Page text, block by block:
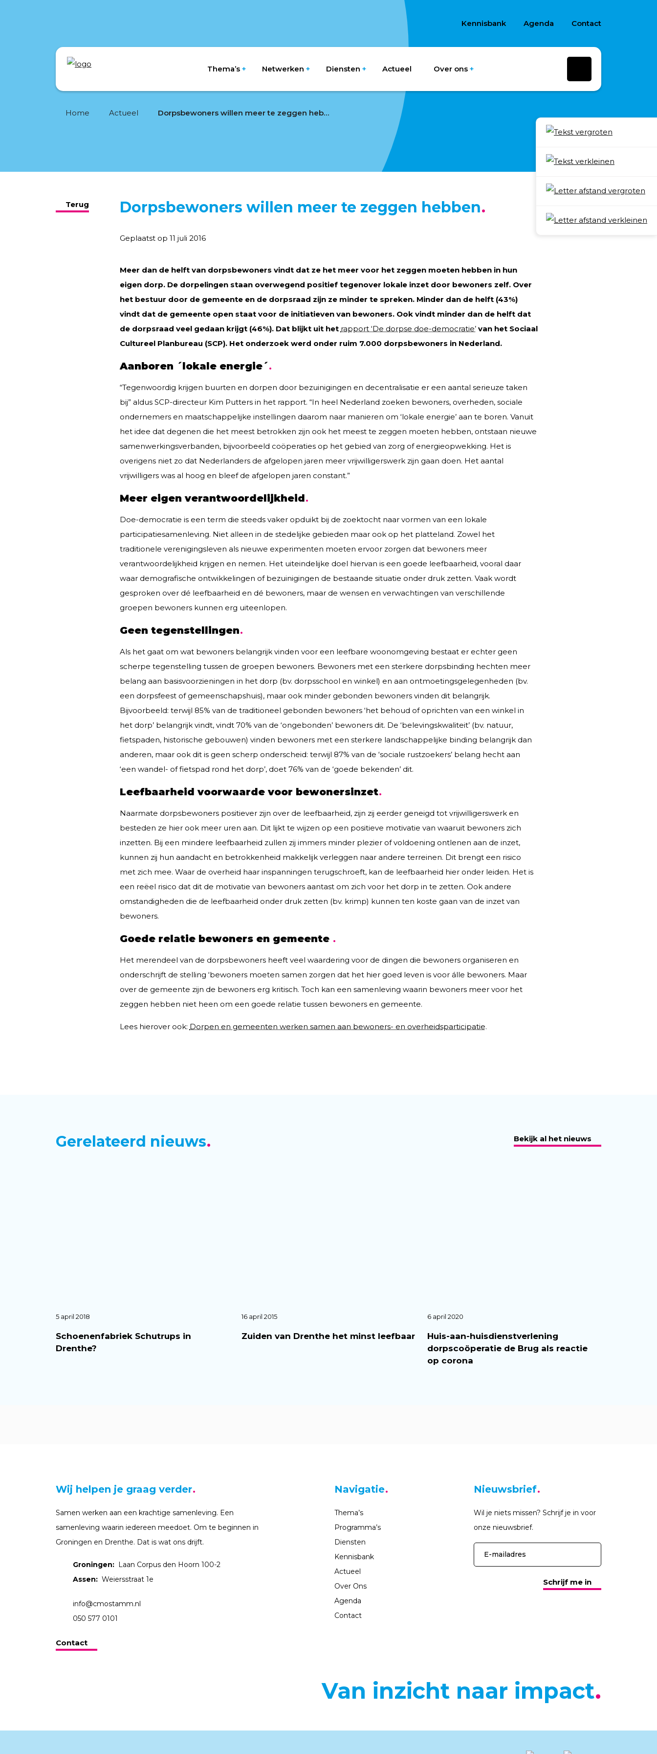
Kennisbank Agenda Contact
Thema’s Netwerken Diensten Actueel Over ons
Home Actueel Dorpsbewoners willen meer te zeggen hebben
Terug
Deel
Dorpsbewoners willen meer te zeggen hebben
Geplaatst op 11 juli 2016
Meer dan de helft van dorpsbewoners vindt dat ze het meer voor het zeggen moeten hebben in hun
eigen dorp. De dorpelingen staan overwegend positief tegenover lokale inzet door bewoners zelf. Over
het bestuur door de gemeente en de dorpsraad zijn ze minder te spreken. Minder dan de helft (43%)
vindt dat de gemeente open staat voor de initiatieven van bewoners. Ook vindt minder dan de helft dat
de dorpsraad veel gedaan krijgt (46%). Dat blijkt uit het rapport ‘De dorpse doe-democratie’ van het Sociaal
Cultureel Planbureau (SCP). Het onderzoek werd onder ruim 7.000 dorpsbewoners in Nederland.
Aanboren ´lokale energie´
“Tegenwoordig krijgen buurten en dorpen door bezuinigingen en decentralisatie er een aantal serieuze taken
bij” aldus SCP-directeur Kim Putters in het rapport. “In heel Nederland zoeken bewoners, overheden, sociale
ondernemers en maatschappelijke instellingen daarom naar manieren om ‘lokale energie’ aan te boren. Vanuit
het idee dat degenen die het meest betrokken zijn ook het meest te zeggen moeten hebben, ontstaan nieuwe
samenwerkingsverbanden, bijvoorbeeld coöperaties op het gebied van zorg of energieopwekking. Het is
overigens niet zo dat Nederlanders de afgelopen jaren meer vrijwilligerswerk zijn gaan doen. Het aantal
vrijwilligers was al hoog en bleef de afgelopen jaren constant.”
Meer eigen verantwoordelijkheid
Doe-democratie is een term die steeds vaker opduikt bij de zoektocht naar vormen van een lokale
participatiesamenleving. Niet alleen in de stedelijke gebieden maar ook op het platteland. Zowel het
traditionele verenigingsleven als nieuwe experimenten moeten ervoor zorgen dat bewoners meer
verantwoordelijkheid krijgen en nemen. Het uiteindelijke doel hiervan is een goede leefbaarheid, vooral daar
waar demografische ontwikkelingen of bezuinigingen de bestaande situatie onder druk zetten. Vaak wordt
gesproken over dé leefbaarheid en dé bewoners, maar de wensen en verwachtingen van verschillende
groepen bewoners kunnen erg uiteenlopen.
Geen tegenstellingen
Als het gaat om wat bewoners belangrijk vinden voor een leefbare woonomgeving bestaat er echter geen
scherpe tegenstelling tussen de groepen bewoners. Bewoners met een sterkere dorpsbinding hechten meer
belang aan basisvoorzieningen in het dorp (bv. dorpsschool en winkel) en aan ontmoetingsgelegenheden (bv.
een dorpsfeest of gemeenschapshuis), maar ook minder gebonden bewoners vinden dit belangrijk.
Bijvoorbeeld: terwijl 85% van de traditioneel gebonden bewoners ‘het behoud of oprichten van een winkel in
het dorp’ belangrijk vindt, vindt 70% van de ‘ongebonden’ bewoners dit. De ‘belevingskwaliteit’ (bv. natuur,
fietspaden, historische gebouwen) vinden bewoners met een sterkere landschappelijke binding belangrijk dan
anderen, maar ook dit is geen scherp onderscheid: terwijl 87% van de ‘sociale rustzoekers’ belang hecht aan
‘een wandel- of fietspad rond het dorp’, doet 76% van de ‘goede bekenden’ dit.
Leefbaarheid voorwaarde voor bewonersinzet
Naarmate dorpsbewoners positiever zijn over de leefbaarheid, zijn zij eerder geneigd tot vrijwilligerswerk en
besteden ze hier ook meer uren aan. Dit lijkt te wijzen op een positieve motivatie van waaruit bewoners zich
inzetten. Bij een mindere leefbaarheid zullen zij immers minder plezier of voldoening ontlenen aan de inzet,
kunnen zij hun aandacht en betrokkenheid makkelijk verleggen naar andere terreinen. Dit brengt een risico
met zich mee. Waar de overheid haar inspanningen terugschroeft, kan de leefbaarheid hier onder leiden. Het is
een reëel risico dat dit de motivatie van bewoners aantast om zich voor het dorp in te zetten. Ook andere
omstandigheden die de leefbaarheid onder druk zetten (bv. krimp) kunnen ten koste gaan van de inzet van
bewoners.
Goede relatie bewoners en gemeente
Het merendeel van de dorpsbewoners heeft veel waardering voor de dingen die bewoners organiseren en
onderschrijft de stelling ‘bewoners moeten samen zorgen dat het hier goed leven is voor álle bewoners. Maar
over de gemeente zijn de bewoners erg kritisch. Toch kan een samenleving waarin bewoners meer voor het
zeggen hebben niet heen om een goede relatie tussen bewoners en gemeente.
Lees hierover ook: Dorpen en gemeenten werken samen aan bewoners- en overheidsparticipatie.
Gerelateerd nieuws Bekijk al het nieuws
5 april 2018
Schoenenfabriek Schutrups in
Drenthe?
16 april 2015
Zuiden van Drenthe het minst leefbaar
6 april 2020
Huis-aan-huisdienstverlening
dorpscoöperatie de Brug als reactie
op corona
Wij helpen je graag verder
Samen werken aan een krachtige samenleving. Een
samenleving waarin iedereen meedoet. Om te beginnen in
Groningen en Drenthe. Dat is wat ons drijft.
Groningen: Laan Corpus den Hoorn 100-2
Assen: Weiersstraat 1e
info@cmostamm.nl
050 577 0101
Contact
Navigatie
Thema’s
Programma’s
Diensten
Kennisbank
Actueel
Over Ons
Agenda
Contact
Nieuwsbrief
Wil je niets missen? Schrijf je in voor
onze nieuwsbrief.
Schrijf me in
Van inzicht naar impact